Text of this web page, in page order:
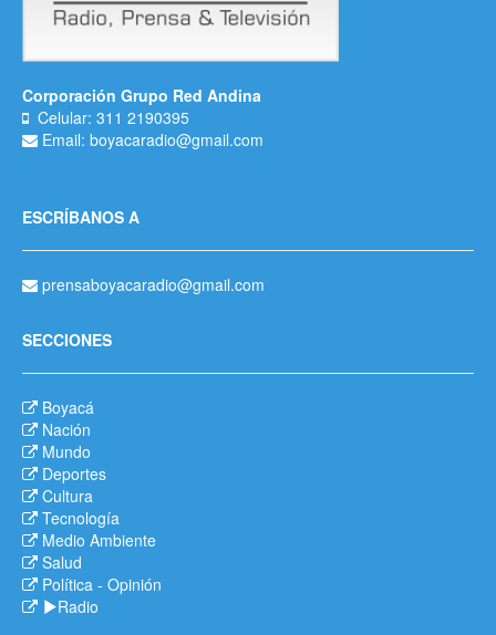
Corporación Grupo Red Andina
Celular: 311 2190395
Email: boyacaradio@gmail.com
ESCRÍBANOS A
prensaboyacaradio@gmail.com
SECCIONES
Boyacá
Nación
Mundo
Deportes
Cultura
Tecnología
Medio Ambiente
Salud
Política - Opinión
Radio